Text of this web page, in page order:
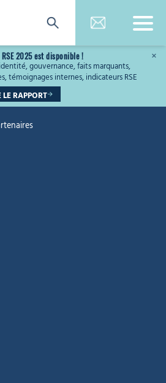
2025 est disponible !
gouvernance, faits marquants,
témoignages internes, indicateurs RSE
LE RAPPORT
×